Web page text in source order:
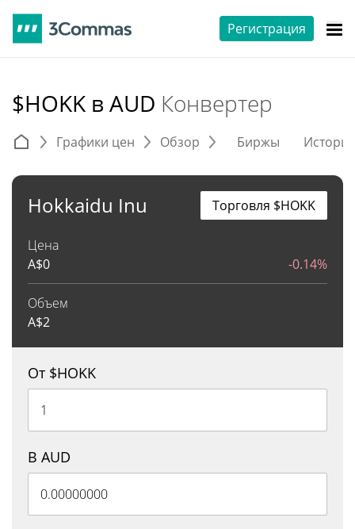
Регистрация
$HOKK в AUD Конвертер
Графики цен Обзор Биржы
Hokkaidu Inu
Цена
A$0 -0.14%
Объем
A$2
Торговля $HOKK
От $HOKK
В AUD